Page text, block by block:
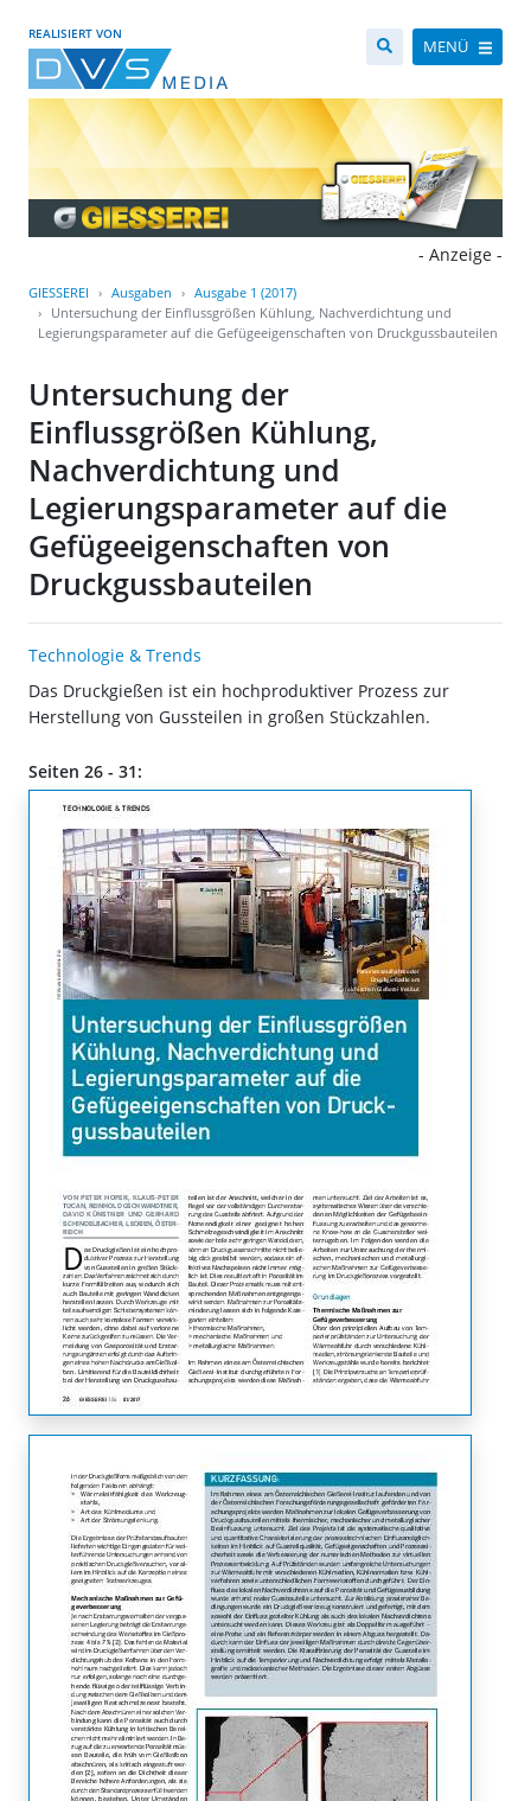
REALISIERT VON
MENÜ
- Anzeige -
GIESSEREI Ausgaben
Ausgabe 1 (2017)
Untersuchung der Einflussgrößen Kühlung, Nachverdichtung und
Legierungsparameter auf die Gefügeeigenschaften von Druckgussbauteilen
Untersuchung der
Einflussgrößen Kühlung,
Nachverdichtung und
Legierungsparameter auf die
Gefügeeigenschaften von
Druckgussbauteilen
Technologie & Trends
Das Druckgießen ist ein hochproduktiver Prozess zur
Herstellung von Gussteilen in großen Stückzahlen.
Seiten 26 - 31: